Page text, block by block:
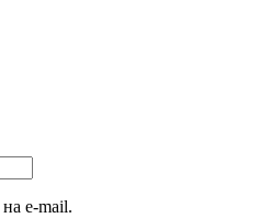
e-mail.